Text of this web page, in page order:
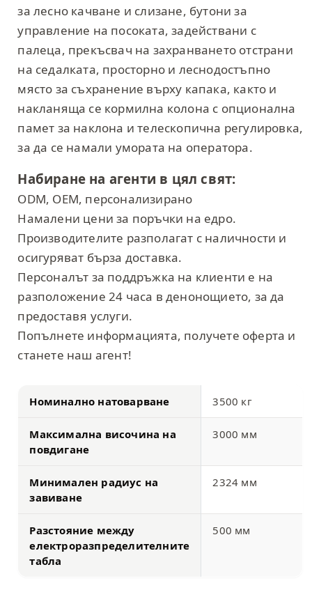
за лесно качване и слизане, бутони за
управление на посоката, задействани с
палеца, прекъсвач на захранването отстрани
на седалката, просторно и леснодостъпно
място за съхранение върху капака, както и
накланяща се кормилна колона с опционална
памет за наклона и телескопична регулировка,
за да се намали умората на оператора.
Набиране на агенти в цял свят:
ODM, OEM, персонализирано
Намалени цени за поръчки на едро.
Производителите разполагат с наличности и
осигуряват бърза доставка.
Персоналът за поддръжка на клиенти е на
разположение 24 часа в денонощието, за да
предоставя услуги.
Попълнете информацията, получете оферта и
станете наш агент!
Номинално натоварване 3500 кг
Максимална височина на
повдигане
3000 мм
Минимален радиус на
завиване
2324 мм
Разстояние между
електроразпределителните
табла
500 мм